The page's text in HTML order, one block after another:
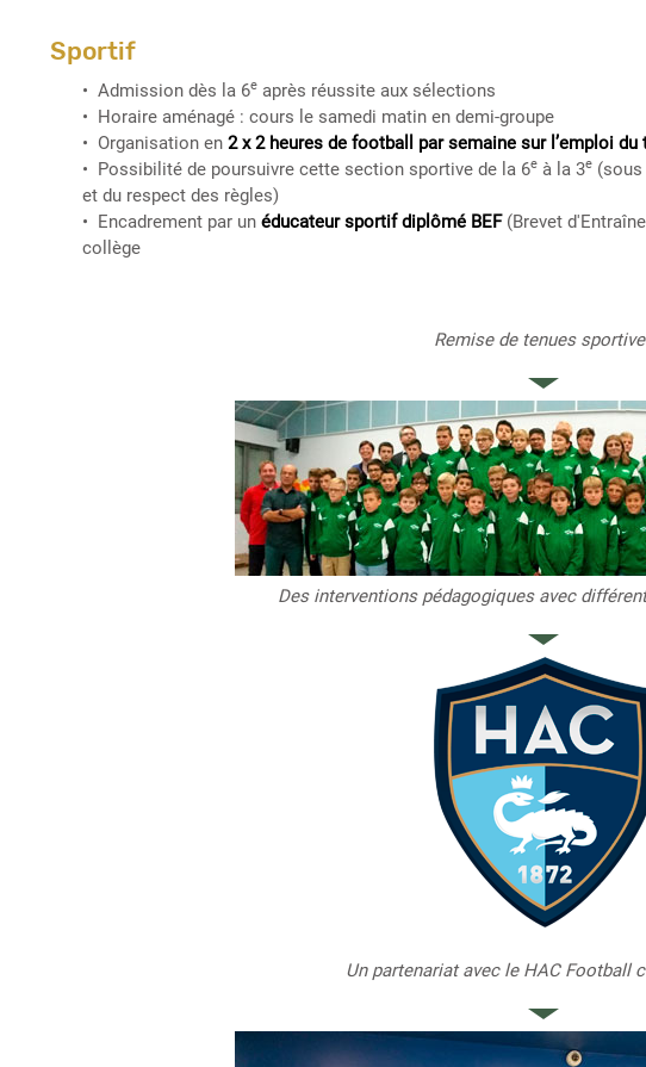
Sportif
Admission dès la 6eaprès réussite aux sélections
Horaire aménagé : cours le samedi matin en demi-groupe
Organisation en 2 x 2 heures de football par semaine sur l’emploi du
Possibilité de poursuivre cette section sportive de la 6eà la 3e(sous
et du respect des règles)
Encadrement par un éducateur sportif diplômé BEF(Brevet
collège
Remise de tenues
Des interventions pédagogiques avec
Un partenariat avec le HAC Football